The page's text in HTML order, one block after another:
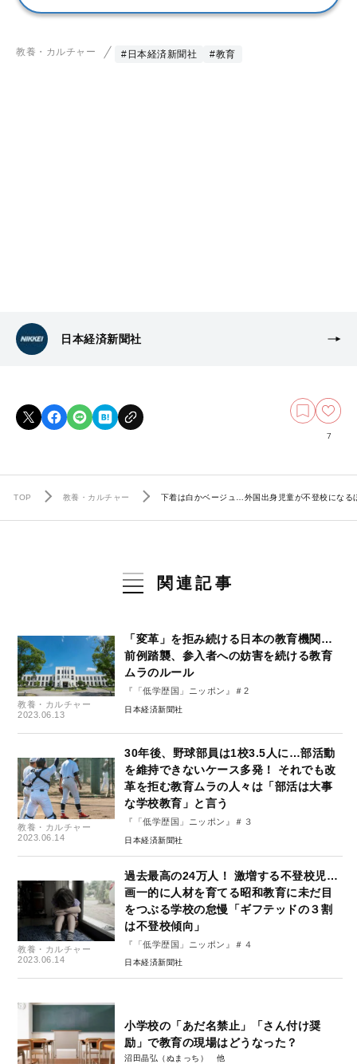
教養・カルチャー #日本経済新聞社 #教育
日本経済新聞社
7
TOP 教養・カルチャー 下着は白かベージュ…外国出身児童が不登校になる
関連記事
教養・カルチャー
2023.06.13
「変革」を拒み続ける日本の教育機関…
前例踏襲、参入者への妨害を続ける教育
ムラのルール
『「低学歴国」ニッポン』＃2
日本経済新聞社
教養・カルチャー
2023.06.14
30年後、野球部員は1校3.5人に…部活動
を維持できないケース多発！ それでも改
革を拒む教育ムラの人々は「部活は大事
な学校教育」と言う
『「低学歴国」ニッポン』＃３
日本経済新聞社
教養・カルチャー
2023.06.14
過去最高の24万人！ 激増する不登校児…
画一的に人材を育てる昭和教育に未だ目
をつぶる学校の怠慢「ギフテッドの３割
は不登校傾向」
『「低学歴国」ニッポン』＃４
日本経済新聞社
小学校の「あだ名禁止」「さん付け奨
励」で教育の現場はどうなった？
沼田晶弘（ぬまっち）